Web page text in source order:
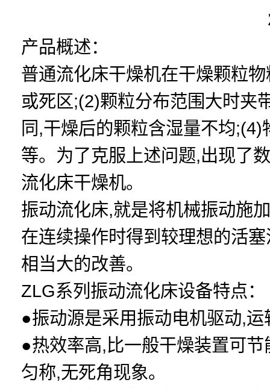
产品概述：
普通流化床干燥机在干燥颗粒
或死区;(2)颗粒分布范围大时夹
同,干燥后的颗粒含湿量不均
等。为了克服上述问题,出现了
流化床干燥机。
振动流化床,就是将机械振动施
在连续操作时得到较理想的活
相当大的改善。
ZLG系列振动流化床设备特点：
●振动源是采用振动电机驱动,
●热效率高,比一般干燥装置可
匀称,无死角现象。